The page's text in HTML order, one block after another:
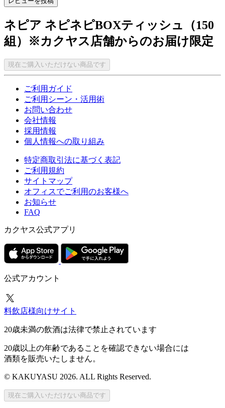
ネピア ネピネピBOXティッシュ（150
組）※カクヤス店舗からのお届け限定
現在ご購入いただけない商品です
ご利用ガイド
ご利用シーン・活用術
お問い合わせ
会社情報
採用情報
個人情報への取り組み
特定商取引法に基づく表記
ご利用規約
サイトマップ
オフィスでご利用のお客様へ
お知らせ
FAQ
カクヤス公式アプリ
公式アカウント
料飲店様向けサイト
20歳未満の飲酒は法律で禁止されています
20歳以上の年齢であることを確認できない場合には
酒類を販売いたしません。
© KAKUYASU 2026. ALL Rights Reserved.
現在ご購入いただけない商品です